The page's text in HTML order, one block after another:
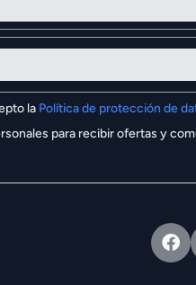
la Política de protección de
para recibir ofertas y